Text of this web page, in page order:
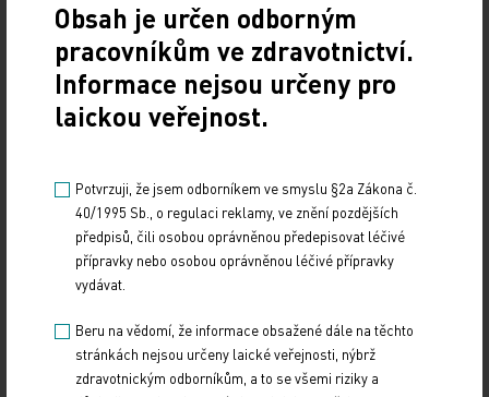
19. světový kongres Controversies in Neurology
(CONy)
10. 3. 2025
19. světový kongres Controversies in Neurology (CONy)
se bude konat v termínu 20.–22. března 2025 v Praze.
Obsah je určen odborným
pracovníkům ve zdravotnictví.
Informace nejsou určeny pro
laickou veřejnost.
Potvrzuji, že jsem odborníkem ve smyslu §2a Zákona č.
40/1995 Sb., o regulaci reklamy, ve znění pozdějších
předpisů, čili osobou oprávněnou předepisovat léčivé
přípravky nebo osobou oprávněnou léčivé přípravky
vydávat.
Beru na vědomí, že informace obsažené dále na těchto
stránkách nejsou určeny laické veřejnosti, nýbrž
zdravotnickým odborníkům, a to se všemi riziky a